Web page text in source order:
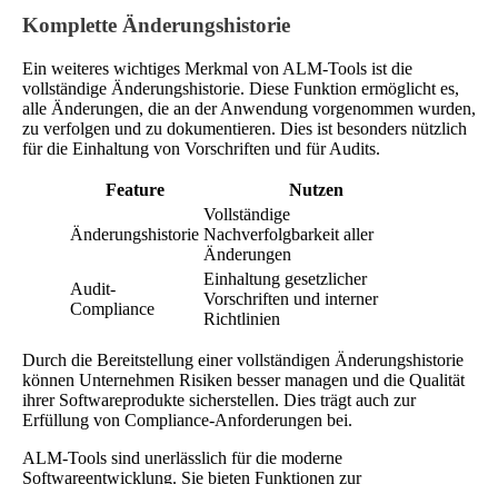
Komplette Änderungshistorie
Ein weiteres wichtiges Merkmal von ALM-Tools ist die
vollständige Änderungshistorie. Diese Funktion ermöglicht es,
alle Änderungen, die an der Anwendung vorgenommen wurden,
zu verfolgen und zu dokumentieren. Dies ist besonders nützlich
für die Einhaltung von Vorschriften und für Audits.
Feature Nutzen
Änderungshistorie
Vollständige
Nachverfolgbarkeit aller
Änderungen
Audit-
Compliance
Einhaltung gesetzlicher
Vorschriften und interner
Richtlinien
Durch die Bereitstellung einer vollständigen Änderungshistorie
können Unternehmen Risiken besser managen und die Qualität
ihrer Softwareprodukte sicherstellen. Dies trägt auch zur
Erfüllung von Compliance-Anforderungen bei.
ALM-Tools sind unerlässlich für die moderne
Softwareentwicklung. Sie bieten Funktionen zur